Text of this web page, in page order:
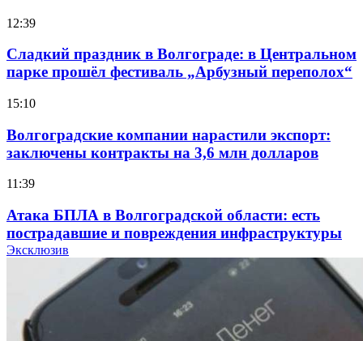
12:39
Сладкий праздник в Волгограде: в Центральном
парке прошёл фестиваль „Арбузный переполох“
15:10
Волгоградские компании нарастили экспорт:
заключены контракты на 3,6 млн долларов
11:39
Атака БПЛА в Волгоградской области: есть
пострадавшие и повреждения инфраструктуры
Волгоградские вузы в топе зарплатного
рейтинга: ВолгГТУ и ВолгГМУ вошли в топ‑15
для химической отрасли и фармацевтики
Эксклюзив